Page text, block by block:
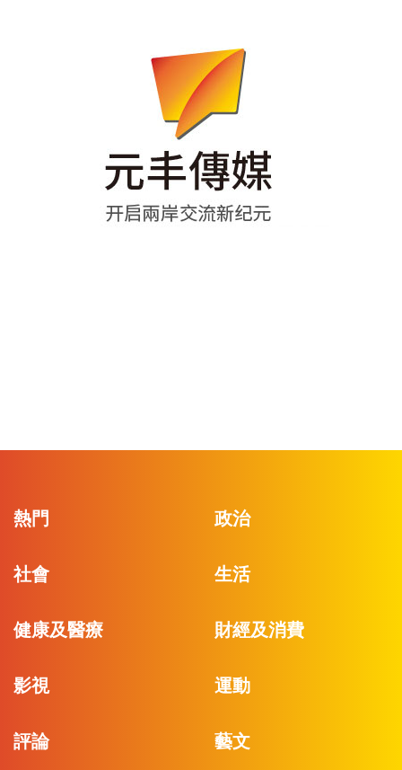
熱門 政治
社會 生活
健康及醫療 財經及消費
影視 運動
評論 藝文